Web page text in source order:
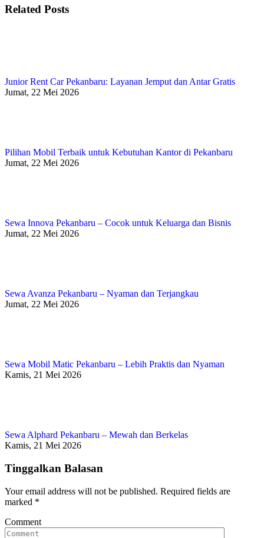
Related Posts
Junior Rent Car Pekanbaru: Layanan Jemput dan Antar Gratis
Jumat, 22 Mei 2026
Pilihan Mobil Terbaik untuk Kebutuhan Kantor di Pekanbaru
Jumat, 22 Mei 2026
Sewa Innova Pekanbaru – Cocok untuk Keluarga dan Bisnis
Jumat, 22 Mei 2026
Sewa Avanza Pekanbaru – Nyaman dan Terjangkau
Jumat, 22 Mei 2026
Sewa Mobil Matic Pekanbaru – Lebih Praktis dan Nyaman
Kamis, 21 Mei 2026
Sewa Alphard Pekanbaru – Mewah dan Berkelas
Kamis, 21 Mei 2026
Tinggalkan Balasan
Your email address will not be published. Required fields are
marked *
Comment